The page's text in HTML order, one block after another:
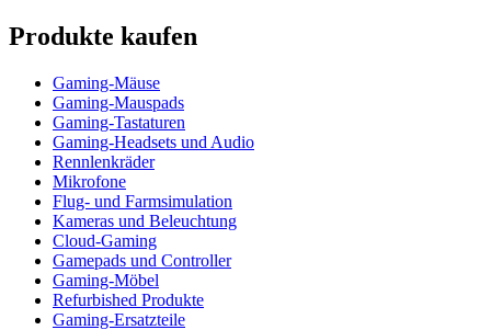
Produkte kaufen
Gaming-Mäuse
Gaming-Mauspads
Gaming-Tastaturen
Gaming-Headsets und Audio
Rennlenkräder
Mikrofone
Flug- und Farmsimulation
Kameras und Beleuchtung
Cloud-Gaming
Gamepads und Controller
Gaming-Möbel
Refurbished Produkte
Gaming-Ersatzteile